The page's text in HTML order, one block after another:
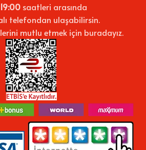
saatleri arasında
telefondan ulaşabilirsin.
mutlu etmek için buradayız.